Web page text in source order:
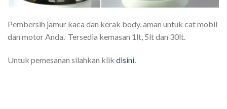
Pembersih jamur kaca dan kerak body, aman untuk cat mobil
dan motor Anda. Tersedia kemasan 1lt, 5lt dan 30lt.
Untuk pemesanan silahkan klik disini.